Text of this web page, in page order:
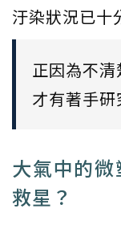
汙染狀況已十
正因為不清
才有著手
大氣中的
救星？